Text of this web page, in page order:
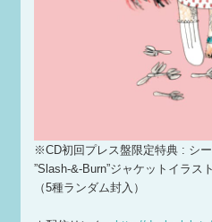
※CD初回プレス盤限定特典 : シ
”Slash-&-Burn”ジャケットイラス
（5種ランダム封入）